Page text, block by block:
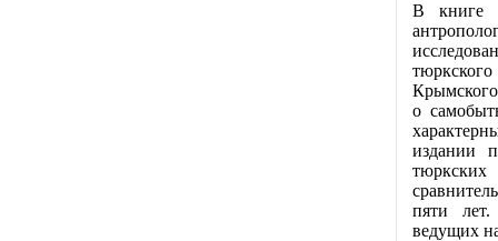
В книге
о
издании
пяти
ведущих